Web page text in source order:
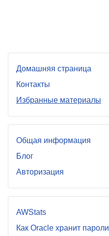
Домашняя страница
Контакты
Избранные материалы
Общая информация
Блог
Авторизация
AWStats
Как Oracle хранит пароли